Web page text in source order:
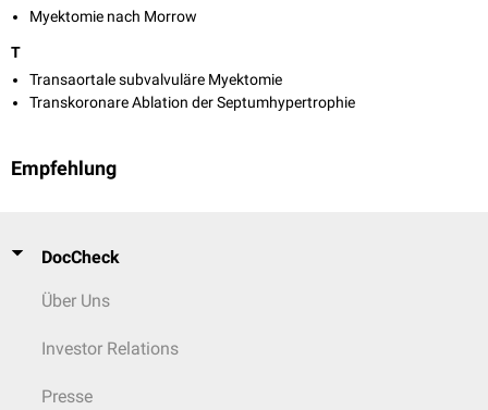
Myektomie nach Morrow
T
Transaortale subvalvuläre Myektomie
Transkoronare Ablation der Septumhypertrophie
Empfehlung
DocCheck
Über Uns
Investor Relations
Presse